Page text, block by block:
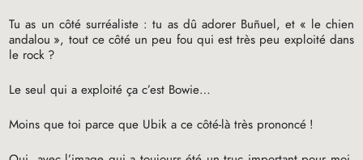
Tu as un côté surréaliste : tu as dû adorer Buñuel, et « le chien
andalou », tout ce côté un peu fou qui est très peu exploité dans
le rock ?
Le seul qui a exploité ça c’est Bowie…
Moins que toi parce que Ubik a ce côté-là très prononcé !